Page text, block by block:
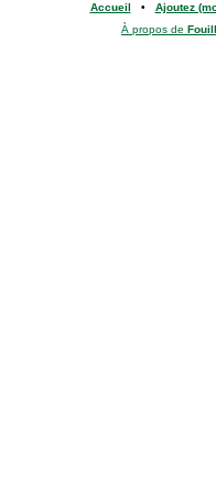
Accueil • Ajoutez
À propos de